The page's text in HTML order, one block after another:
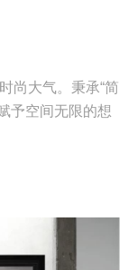
尚大气。秉承“简
予空间无限的想